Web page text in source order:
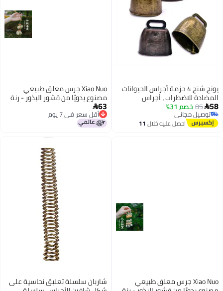
يونج شنج 4 حزمة أجراس الحيوانات
المضادة للاضطراب ، أجراس
الحيوانات الأليفة المعدنية الرعي ،
تبدد الصوت ، أجراس استدعاء
للماشية والخيول والأغنام
58
85 خصم 31%
توصيل مجاني
توصيل مجانياحصل عليه خلال 11
Xiao Nuo جرس معلق طبيعي
مصنوع يدويًا من قشور البذور - رنة
شفاء وسحر للحقائب
63
أقل سعر في 7 يوم
أقل سعر في 7 يوم
Xiao Nuo جرس معلق طبيعي شاربان سلسلة تعليق نحاسية على